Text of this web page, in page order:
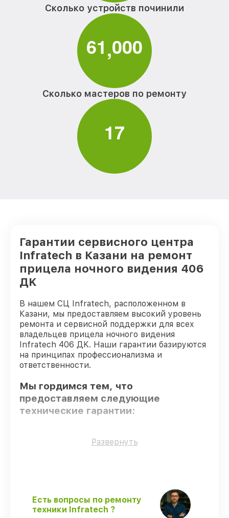
Сколько устройств починили
61,000
Сколько мастеров по ремонту
17
Гарантии сервисного центра
Infratech в Казани на ремонт
прицела ночного видения 406
ДK
В нашем СЦ Infratech, расположенном в
Казани, мы предоставляем высокий уровень
ремонта и сервисной поддержки для всех
владельцев прицела ночного видения
Infratech 406 ДK. Наши гарантии базируются
на принципах профессионализма и
ответственности.
Мы гордимся тем, что
предоставляем следующие
технические гарантии:
Использование оригинальных
обучение и ежегодную аттестацию, что
подтверждает их уровень мастерства.
Соблюдение сроков обслуживания
Развернуть
Есть вопросы по ремонту
техники Infratech ?